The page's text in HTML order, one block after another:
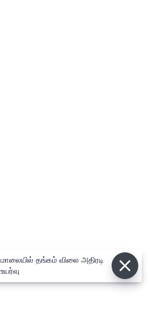
மாலையில் தங்கம் விலை அதிரடி
உயர்வு